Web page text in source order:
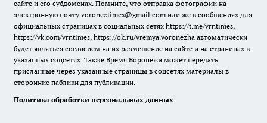
сайте и его субдоменах. Помните, что отправка фотографии на
электронную почту voroneztimes@gmail.com или же в сообщениях для
официальных страницах в социальных сетях https://t.me/vrntimes,
https://vk.com/vrntimes, https://ok.ru/vremya.voronezha автоматически
будет являться согласием на их размещение на сайте и на страницах в
указанных соцсетях. Также Время Воронежа может передать
присланные через указанные страницы в соцсетях материалы в
сторонние паблики для публикации.
Политика обработки персональных данных